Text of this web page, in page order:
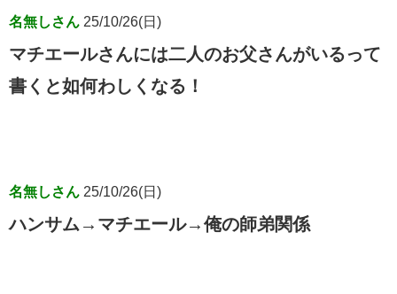
名無しさん 25/10/26(日)
マチエールさんには二人のお父さんがいるって
書くと如何わしくなる！
名無しさん 25/10/26(日)
ハンサム→マチエール→俺の師弟関係